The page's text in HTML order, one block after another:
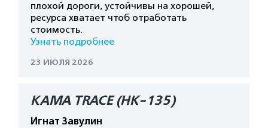
плохой дороги, устойчивы на хорошей,
ресурса хватает чтоб отработать
стоимость.
Узнать подробнее
23 ИЮЛЯ 2026
КАМА TRACE (HK-135)
Игнат Завулин